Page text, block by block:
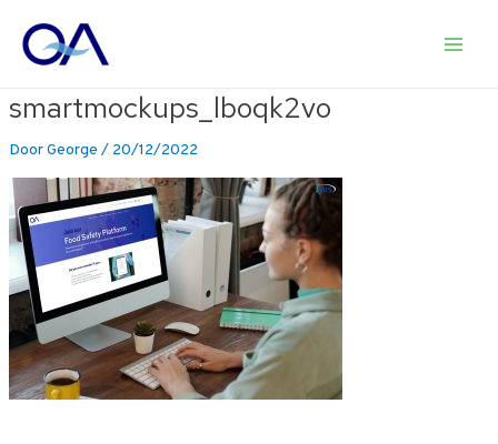
naar
smartmockups_lboqk2vo
DoorGeorge / 20/12/2022